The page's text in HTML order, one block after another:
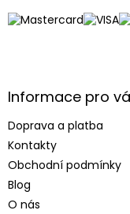
Informace pro
Doprava a platba
Kontakty
Obchodní podmínky
Blog
O nás